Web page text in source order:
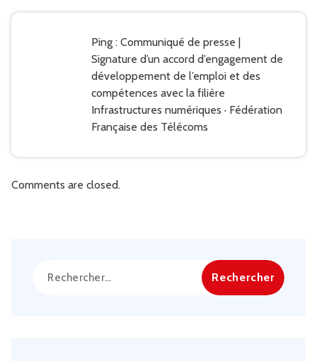
Ping : Communiqué de presse |
Signature d’un accord d’engagement de
développement de l’emploi et des
compétences avec la filière
Infrastructures numériques · Fédération
Française des Télécoms
Comments are closed.